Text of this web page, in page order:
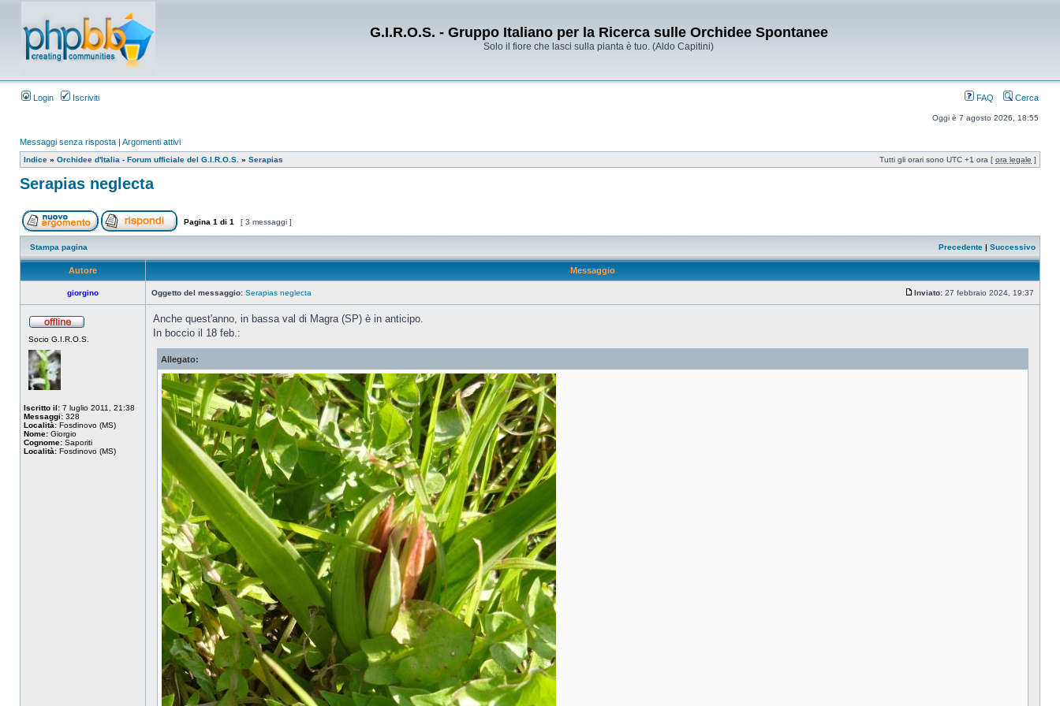
G.I.R.O.S. - Gruppo Italiano per la Ricerca sulle Orchidee Spontanee
Solo il fiore che lasci sulla pianta è tuo. (Aldo Capitini)
Login Iscriviti FAQ Cerca
Oggi è 7 agosto 2026, 18:55
Messaggi senza risposta | Argomenti attivi
Indice » Orchidee d'Italia - Forum ufficiale del G.I.R.O.S. » Serapias Tutti gli orari sono UTC +1 ora [ ora legale ]
Serapias neglecta
Pagina 1 di 1 [ 3 messaggi ]
Stampa pagina Precedente | Successivo
Autore Messaggio
giorgino Oggetto del messaggio: Serapias neglecta Inviato: 27 febbraio 2024, 19:37
Socio G.I.R.O.S.
Iscritto il: 7 luglio 2011, 21:38
Messaggi: 328
Località: Fosdinovo (MS)
Nome: Giorgio
Cognome: Saporiti
Località: Fosdinovo (MS)
Anche quest'anno, in bassa val di Magra (SP) è in anticipo.
In boccio il 18 feb.:
Allegato: